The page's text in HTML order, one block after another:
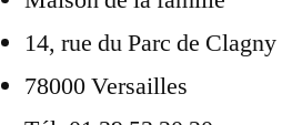
14, rue du Parc de Clagny
78000 Versailles